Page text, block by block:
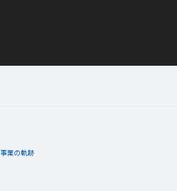
業の軌跡